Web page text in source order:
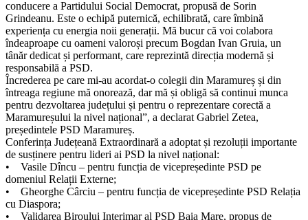
conducere a Partidului Social Democrat, propusă de Sorin
Grindeanu. Este o echipă puternică, echilibrată, care îmbină
experiența cu energia noii generații. Mă bucur că voi colabora
îndeaproape cu oameni valoroși precum Bogdan Ivan Gruia, un
tânăr dedicat și performant, care reprezintă direcția modernă și
responsabilă a PSD.
Încrederea pe care mi-au acordat-o colegii din Maramureș și din
întreaga regiune mă onorează, dar mă și obligă să continui munca
pentru dezvoltarea județului și pentru o reprezentare corectă a
Maramureșului la nivel național”, a declarat Gabriel Zetea,
președintele PSD Maramureș.
Conferința Județeană Extraordinară a adoptat și rezoluții importante
de susținere pentru lideri ai PSD la nivel național:
• Vasile Dîncu – pentru funcția de vicepreședinte PSD pe
domeniul Relații Externe;
• Gheorghe Cârciu – pentru funcția de vicepreședinte PSD Relația
cu Diaspora;
• Validarea Biroului Interimar al PSD Baia Mare, propus de